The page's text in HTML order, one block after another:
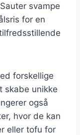
svampe
for en
forskellige
skabe unikke
også
hvor de kan
eller tofu for